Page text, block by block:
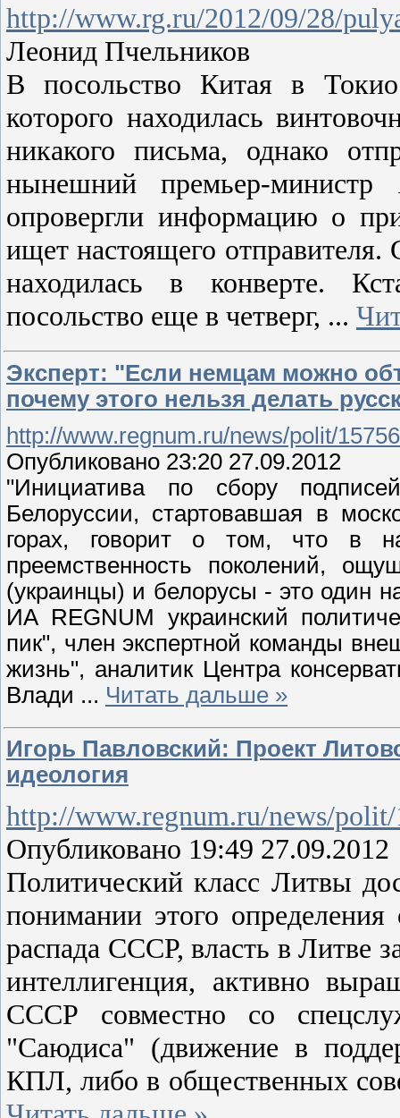
http://www.rg.ru/2012/09/28/
Леонид Пчельников
В посольство Китая в
которого находилась
никакого письма, однако
нынешний премьер-
опровергли информацию о
ищет настоящего отправителя.
находилась в конверте.
посольство еще в четверг, ...
Эксперт: "Если немцам можно
почему этого нельзя делать
http://www.regnum.ru/news/polit/
Опубликовано 23:20 27.09.2012
"Инициатива по сбору
Белоруссии, стартовавшая в
горах, говорит о том, что в
преемственность поколений,
(украинцы) и белорусы - это один
ИА REGNUM украинский
пик", член экспертной команды
жизнь", аналитик Центра
Влади ... Читать дальше »
Игорь Павловский: Проект
идеология
http://www.regnum.ru/news/
Опубликовано 19:49 27.09.2012
Политический класс Литвы
понимании этого
распада СССР, власть в Литве
интеллигенция, активно
СССР совместно со
"Саюдиса" (движение в
КПЛ, либо в общественных